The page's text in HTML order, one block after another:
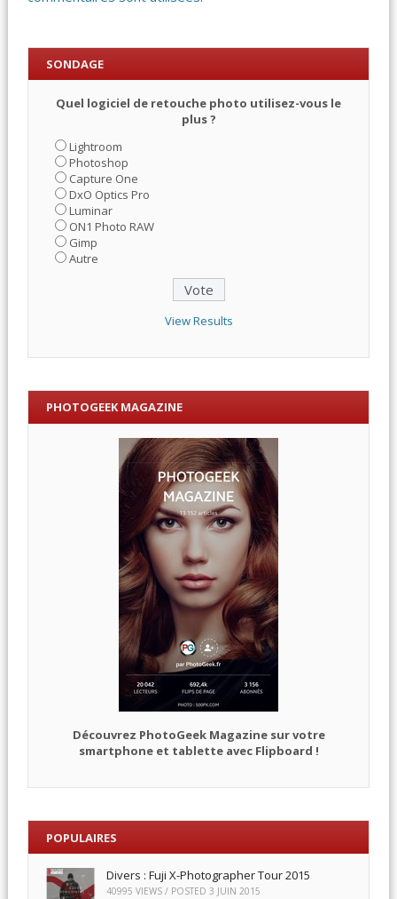
SONDAGE
Quel logiciel de retouche photo utilisez-vous le
plus ?
Lightroom
Photoshop
Capture One
DxO Optics Pro
Luminar
ON1 Photo RAW
Gimp
Autre
View Results
PHOTOGEEK MAGAZINE
Découvrez PhotoGeek Magazine sur votre
smartphone et tablette avec Flipboard !
POPULAIRES
Divers : Fuji X-Photographer Tour 2015
40995 VIEWS / POSTED 3 JUIN 2015